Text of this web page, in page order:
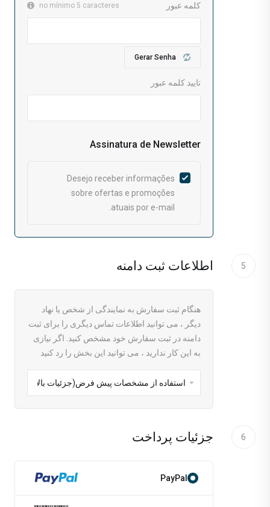
کلمه عبور no mínimo 5 caracteres
Gerar Senha
تایید کلمه عبور
Assinatura de Newsletter
Desejo receber informações
sobre ofertas e promoções
atuais por e-mail.
5 اطلاعات ثبت دامنه
هنگام ثبت سفارش به نمایندگی از شخص یا نهاد
دیگر ، می توانید اطلاعات تماس دیگری را برای ثبت
دامنه در ثبت سفارش خود مشخص کنید. اگر نیازی
به این کار ندارید ، می توانید این بخش را رد کنید
6 جزئیات پرداخت
PayPal